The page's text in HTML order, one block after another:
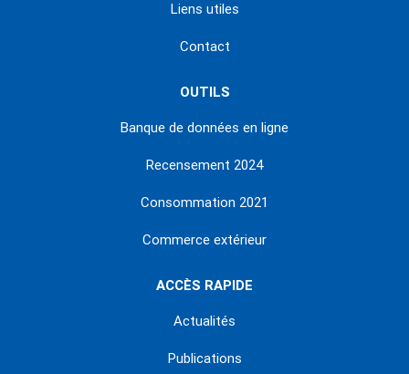
Liens utiles
Contact
OUTILS
Banque de données en ligne
Recensement 2024
Consommation 2021
Commerce extérieur
ACCÈS RAPIDE
Actualités
Publications